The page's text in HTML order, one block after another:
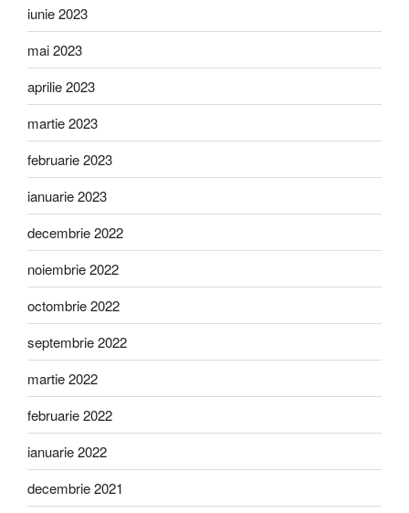
iunie 2023
mai 2023
aprilie 2023
martie 2023
februarie 2023
ianuarie 2023
decembrie 2022
noiembrie 2022
octombrie 2022
septembrie 2022
martie 2022
februarie 2022
ianuarie 2022
decembrie 2021